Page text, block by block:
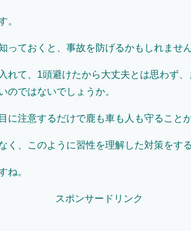
。
っておくと、事故を防げるかもしれません
れて、1頭避けたから大丈夫とは思わず
のではないでしょうか。
に注意するだけで鹿も車も人も守ることが
く、このように習性を理解した対策をす
ね。
スポンサードリンク